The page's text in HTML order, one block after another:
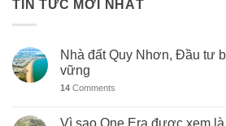
TIN TỨC MỚI NHẤT
Nhà đất Quy Nhơn, Đầu tư
vững
14 Comments
Vì sao One Era được xem